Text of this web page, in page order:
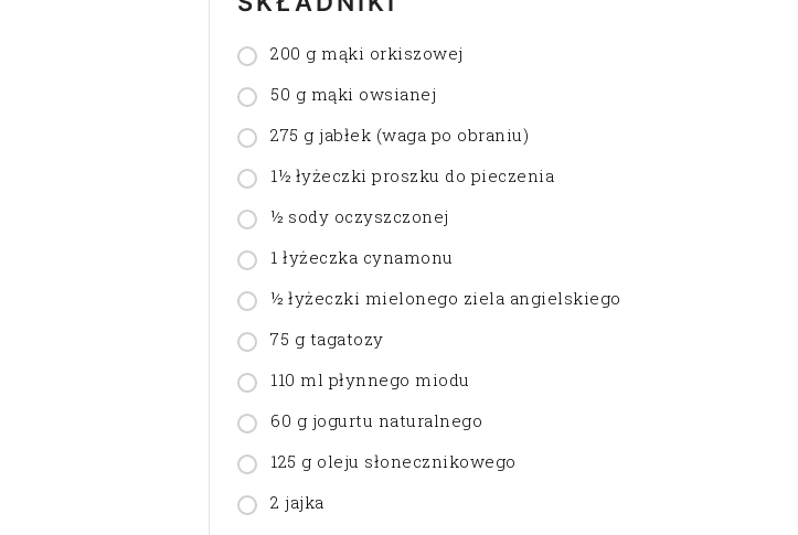
200 g mąki orkiszowej
50 g mąki owsianej
275 g jabłek (waga po obraniu)
1½ łyżeczki proszku do pieczenia
½ sody oczyszczonej
1 łyżeczka cynamonu
½ łyżeczki mielonego ziela angielskiego
75 g tagatozy
110 ml płynnego miodu
60 g jogurtu naturalnego
125 g oleju słonecznikowego
2 jajka